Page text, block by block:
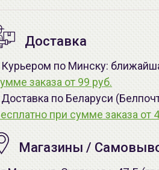
Доставка
по Минску:
заказа от 99 руб.
по Беларуси
при сумме заказа от
Магазины /